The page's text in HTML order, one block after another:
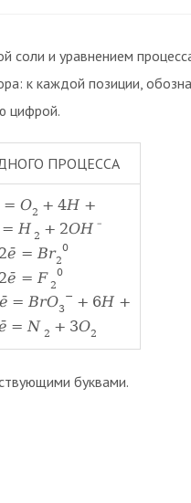
соли и уравнением
к каждой позиции,
цифрой.
ПРОЦЕССА
= O2 + 4H +
= H 2 + 2OH –
2ē = Br2
0
2ē = F 2
0
ē = BrO3
− + 6H +
= N 2 + 3O2
буквами.